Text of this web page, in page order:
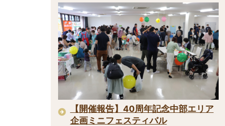
【開催報告】40周年記念中部エリア
企画ミニフェスティバル